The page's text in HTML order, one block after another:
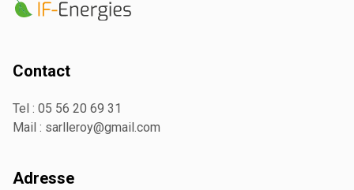
Contact
Tel : 05 56 20 69 31
Mail : sarlleroy@gmail.com
Adresse